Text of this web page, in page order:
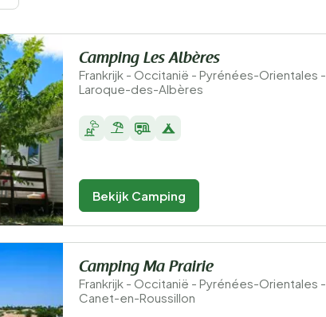
Camping Les Albères
Frankrijk - Occitanië - Pyrénées-Orientales -
Laroque-des-Albères
Bekijk Camping
Camping Ma Prairie
Frankrijk - Occitanië - Pyrénées-Orientales -
Canet-en-Roussillon